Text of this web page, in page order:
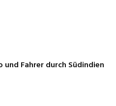
Fahrer durch Südindien